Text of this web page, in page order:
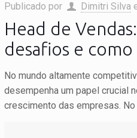
Publicado por Dimitri Silva
Head de
desafios e
No mundo altamente
desempenha um papel crucial
crescimento das empresas.